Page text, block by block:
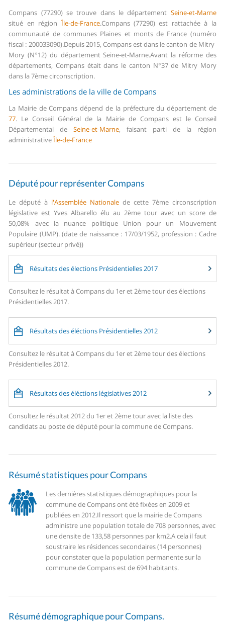
Compans (77290) se trouve dans le département Seine-et-Marne
situé en région Île-de-France.Compans (77290) est rattachée à la
communauté de communes Plaines et monts de France (numéro
fiscal : 200033090).Depuis 2015, Compans est dans le canton de Mitry-
Mory (N°12) du département Seine-et-Marne.Avant la réforme des
départements, Compans était dans le canton N°37 de Mitry Mory
dans la 7ème circonscription.
Les administrations de la ville de Compans
La Mairie de Compans dépend de la préfecture du département de
77. Le Conseil Général de la Mairie de Compans est le Conseil
Départemental deSeine-et-Marne, faisant parti de la région
administrativeÎle-de-France
Député pour représenter Compans
Le député à l'Assemblée Nationale de cette 7ème circonscription
législative est Yves Albarello élu au 2ème tour avec un score de
50,08% avec la nuance politique Union pour un Mouvement
Populaire (UMP). (date de naissance : 17/03/1952, profession : Cadre
supérieur (secteur privé))
Résultats des élections Présidentielles 2017
Consultez le résultat à Compans du 1er et 2ème tour des élections
Présidentielles 2017.
Résultats des éléctions Présidentielles 2012
Consultez le résultat à Compans du 1er et 2ème tour des élections
Présidentielles 2012.
Résultats des éléctions législatives 2012
Consultez le résultat 2012 du 1er et 2ème tour avec la liste des
candidats au poste de député pour la commune de Compans.
Résumé statistiques pour Compans
Les dernières statistiques démographiques pour la
commune de Compans ont été fixées en 2009 et
publiées en 2012.Il ressort que la mairie de Compans
administre une population totale de 708 personnes, avec
une densite de 133,58 personnes par km2.A cela il faut
soustraire les résidences secondaires (14 personnes)
pour constater que la population permanente sur la
commune de Compans est de 694 habitants.
Résumé démographique pour Compans.